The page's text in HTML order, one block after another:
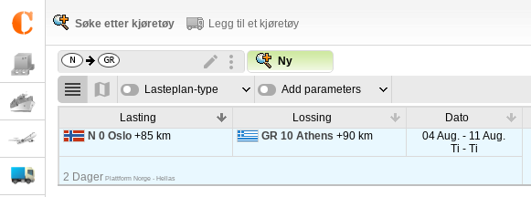
Søke etter kjøretøy Legg til et kjøretøy
Ny
Lasteplan-type Add parameters
Lasting Lossing Dato
N 0 Oslo +85 km GR 10 Athens +90 km
04 Aug. - 11 Aug.
Ti - Ti
2 Dager Plattform Norge - Hellas